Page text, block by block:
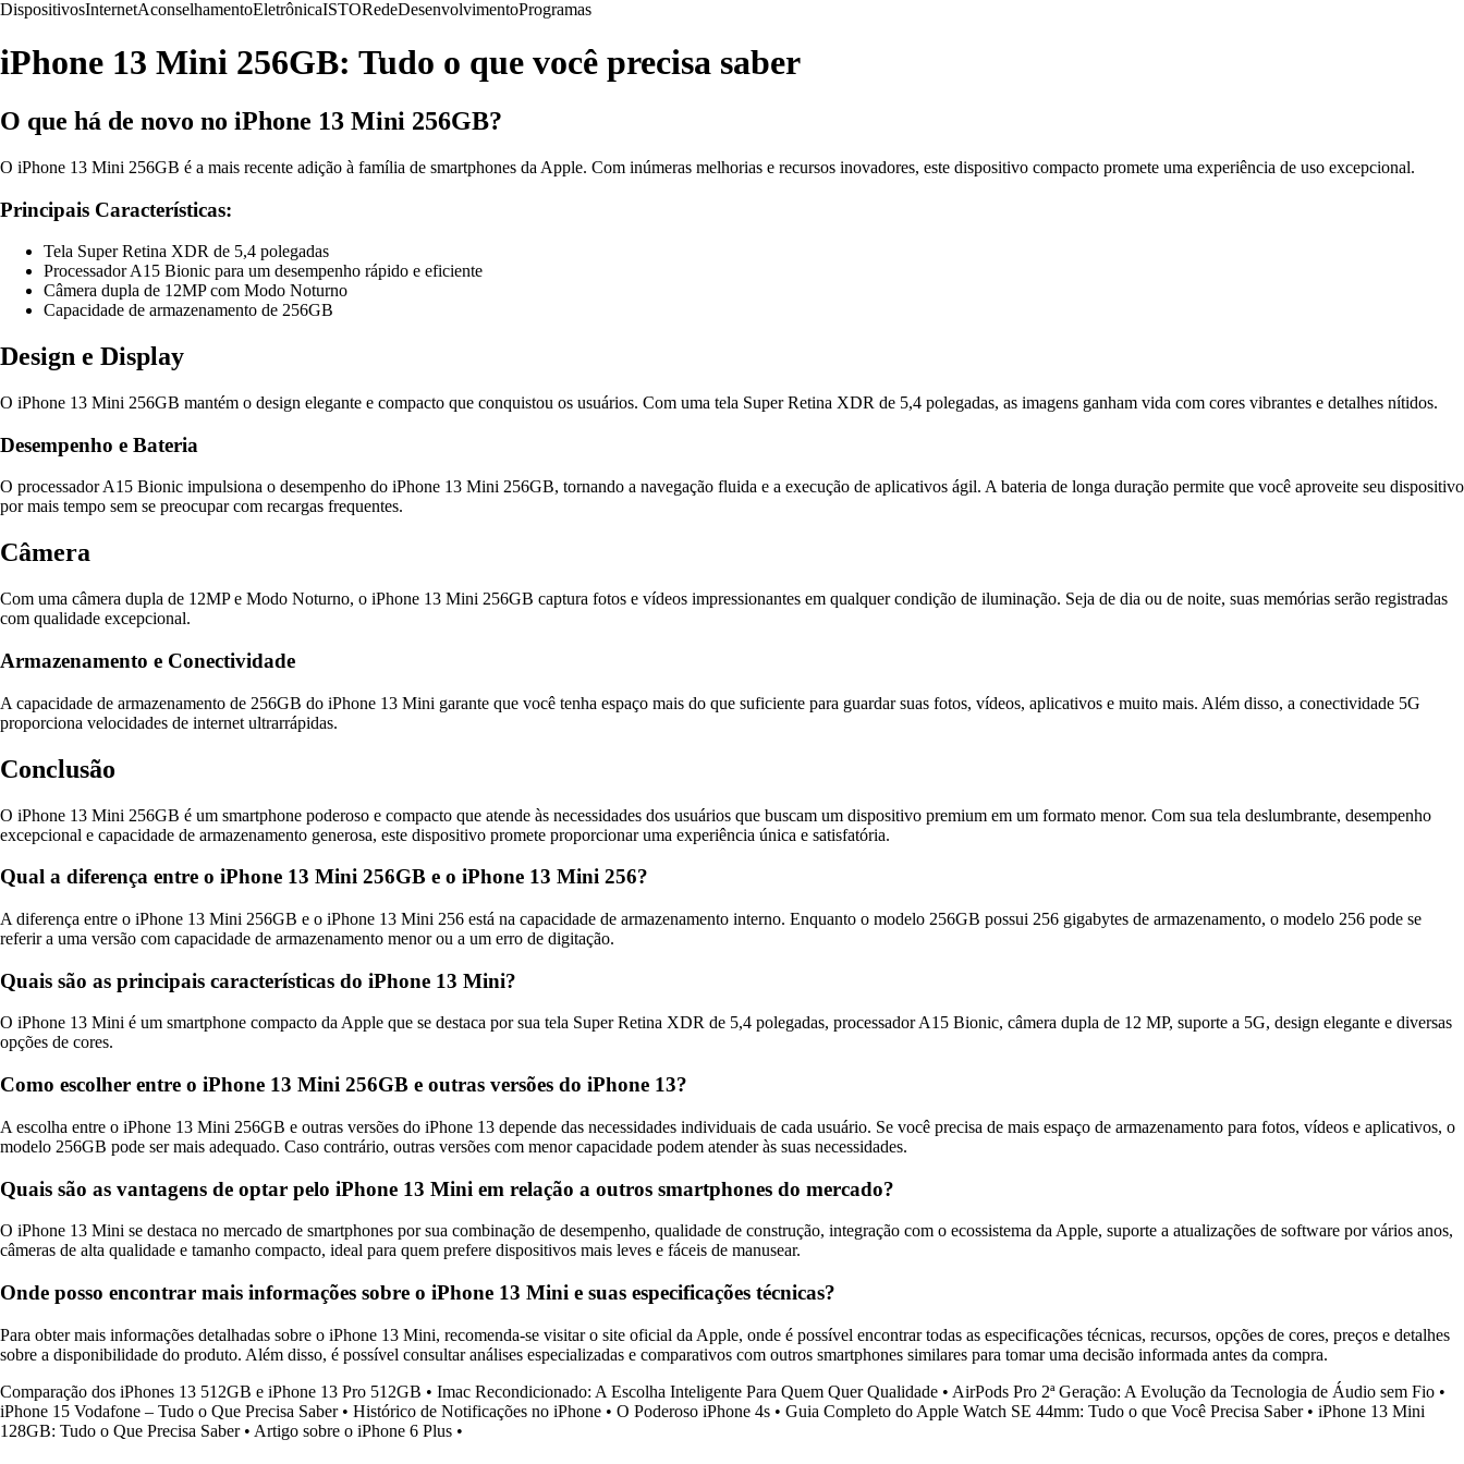
DispositivosInternetAconselhamentoEletrônicaISTORedeDesenvolvimentoProgramas
iPhone 13 Mini 256GB: Tudo o que você precisa saber
O que há de novo no iPhone 13 Mini 256GB?
O iPhone 13 Mini 256GB é a mais recente adição à família de smartphones da Apple. Com inúmeras melhorias e recursos inovadores, este dispositivo compacto promete uma experiência de uso excepcional.
Principais Características:
Tela Super Retina XDR de 5,4 polegadas
Processador A15 Bionic para um desempenho rápido e eficiente
Câmera dupla de 12MP com Modo Noturno
Capacidade de armazenamento de 256GB
Design e Display
O iPhone 13 Mini 256GB mantém o design elegante e compacto que conquistou os usuários. Com uma tela Super Retina XDR de 5,4 polegadas, as imagens ganham vida com cores vibrantes e detalhes nítidos.
Desempenho e Bateria
O processador A15 Bionic impulsiona o desempenho do iPhone 13 Mini 256GB, tornando a navegação fluida e a execução de aplicativos ágil. A bateria de longa duração permite que você aproveite seu dispositivo
por mais tempo sem se preocupar com recargas frequentes.
Câmera
Com uma câmera dupla de 12MP e Modo Noturno, o iPhone 13 Mini 256GB captura fotos e vídeos impressionantes em qualquer condição de iluminação. Seja de dia ou de noite, suas memórias serão registradas
com qualidade excepcional.
Armazenamento e Conectividade
A capacidade de armazenamento de 256GB do iPhone 13 Mini garante que você tenha espaço mais do que suficiente para guardar suas fotos, vídeos, aplicativos e muito mais. Além disso, a conectividade 5G
proporciona velocidades de internet ultrarrápidas.
Conclusão
O iPhone 13 Mini 256GB é um smartphone poderoso e compacto que atende às necessidades dos usuários que buscam um dispositivo premium em um formato menor. Com sua tela deslumbrante, desempenho
excepcional e capacidade de armazenamento generosa, este dispositivo promete proporcionar uma experiência única e satisfatória.
Qual a diferença entre o iPhone 13 Mini 256GB e o iPhone 13 Mini 256?
A diferença entre o iPhone 13 Mini 256GB e o iPhone 13 Mini 256 está na capacidade de armazenamento interno. Enquanto o modelo 256GB possui 256 gigabytes de armazenamento, o modelo 256 pode se
referir a uma versão com capacidade de armazenamento menor ou a um erro de digitação.
Quais são as principais características do iPhone 13 Mini?
O iPhone 13 Mini é um smartphone compacto da Apple que se destaca por sua tela Super Retina XDR de 5,4 polegadas, processador A15 Bionic, câmera dupla de 12 MP, suporte a 5G, design elegante e diversas
opções de cores.
Como escolher entre o iPhone 13 Mini 256GB e outras versões do iPhone 13?
A escolha entre o iPhone 13 Mini 256GB e outras versões do iPhone 13 depende das necessidades individuais de cada usuário. Se você precisa de mais espaço de armazenamento para fotos, vídeos e aplicativos, o
modelo 256GB pode ser mais adequado. Caso contrário, outras versões com menor capacidade podem atender às suas necessidades.
Quais são as vantagens de optar pelo iPhone 13 Mini em relação a outros smartphones do mercado?
O iPhone 13 Mini se destaca no mercado de smartphones por sua combinação de desempenho, qualidade de construção, integração com o ecossistema da Apple, suporte a atualizações de software por vários anos,
câmeras de alta qualidade e tamanho compacto, ideal para quem prefere dispositivos mais leves e fáceis de manusear.
Onde posso encontrar mais informações sobre o iPhone 13 Mini e suas especificações técnicas?
Para obter mais informações detalhadas sobre o iPhone 13 Mini, recomenda-se visitar o site oficial da Apple, onde é possível encontrar todas as especificações técnicas, recursos, opções de cores, preços e detalhes
sobre a disponibilidade do produto. Além disso, é possível consultar análises especializadas e comparativos com outros smartphones similares para tomar uma decisão informada antes da compra.
Comparação dos iPhones 13 512GB e iPhone 13 Pro 512GB • Imac Recondicionado: A Escolha Inteligente Para Quem Quer Qualidade • AirPods Pro 2ª Geração: A Evolução da Tecnologia de Áudio sem Fio •
iPhone 15 Vodafone – Tudo o Que Precisa Saber• Histórico de Notificações no iPhone • O Poderoso iPhone 4s • Guia Completo do Apple Watch SE 44mm: Tudo o que Você Precisa Saber• iPhone 13 Mini
128GB: Tudo o Que Precisa Saber• Artigo sobre o iPhone 6 Plus •